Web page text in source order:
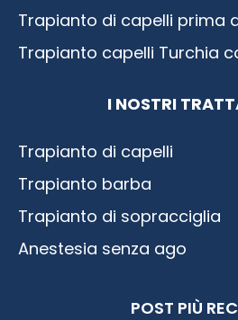
Trapianto di capelli prima
Trapianto capelli Turchia
I NOSTRI
Trapianto di capelli
Trapianto barba
Trapianto di sopracciglia
Anestesia senza ago
POST PIÙ